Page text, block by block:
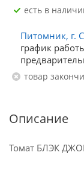
Есть в
Питомник, г.
график
Товар
Описание
Томат БЛЭК